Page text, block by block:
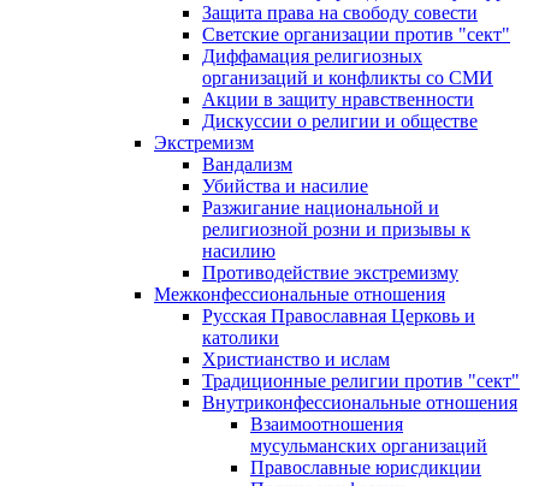
Защита права на свободу совести
Светские организации против "сект"
Диффамация религиозных
организаций и конфликты со СМИ
Акции в защиту нравственности
Дискуссии о религии и обществе
Экстремизм
Вандализм
Убийства и насилие
Разжигание национальной и
религиозной розни и призывы к
насилию
Противодействие экстремизму
Межконфессиональные отношения
Русская Православная Церковь и
католики
Христианство и ислам
Традиционные религии против "сект"
Внутриконфессиональные отношения
Взаимоотношения
мусульманских организаций
Православные юрисдикции